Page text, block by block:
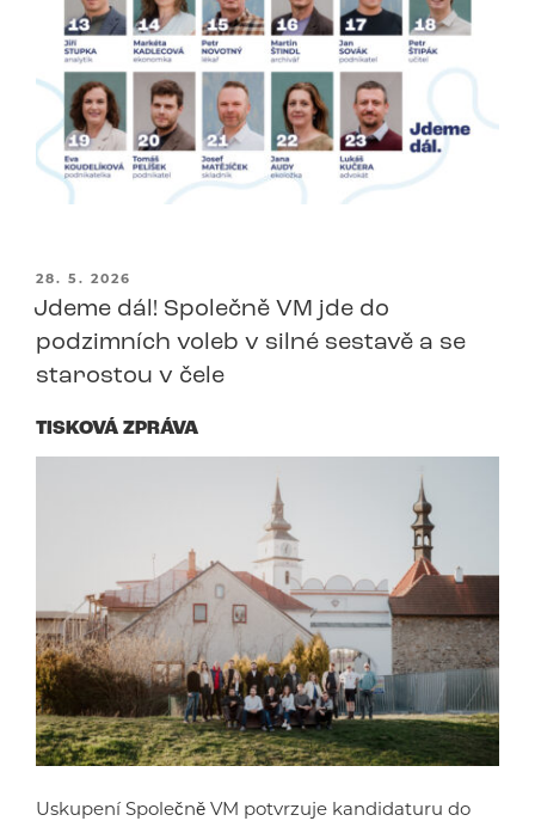
PUBLIKOVÁNO
28. 5. 2026
Jdeme dál! Společně VM jde do
podzimních voleb v silné sestavě a se
starostou v čele
TISKOVÁ ZPRÁVA
Uskupení Společně VM potvrzuje kandidaturu do